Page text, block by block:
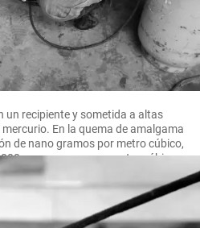
un recipiente y sometida a altas
En la quema de amalgama
de nano gramos por metro cúbico,
nano gramos por metro cúbico.